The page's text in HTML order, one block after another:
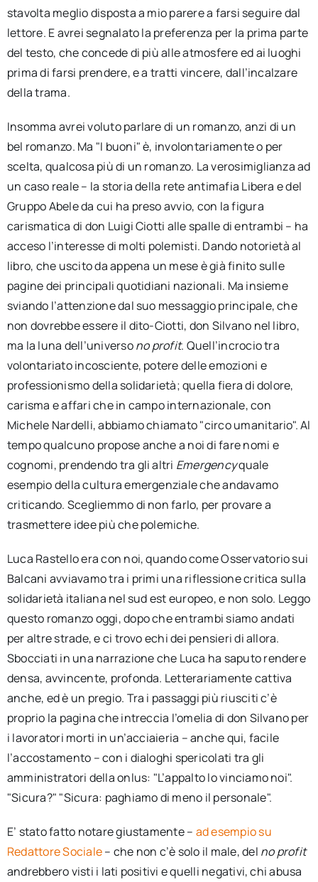
stavolta meglio disposta a mio parere a farsi seguire dal
lettore. E avrei segnalato la preferenza per la prima parte
del testo, che concede di più alle atmosfere ed ai luoghi
prima di farsi prendere, e a tratti vincere, dall’incalzare
della trama.
Insomma avrei voluto parlare di un romanzo, anzi di un
bel romanzo. Ma "I buoni" è, involontariamente o per
scelta, qualcosa più di un romanzo. La verosimiglianza ad
un caso reale – la storia della rete antimafia Libera e del
Gruppo Abele da cui ha preso avvio, con la figura
carismatica di don Luigi Ciotti alle spalle di entrambi – ha
acceso l’interesse di molti polemisti. Dando notorietà al
libro, che uscito da appena un mese è già finito sulle
pagine dei principali quotidiani nazionali. Ma insieme
sviando l’attenzione dal suo messaggio principale, che
non dovrebbe essere il dito-Ciotti, don Silvano nel libro,
ma la luna dell’universono profit. Quell’incrocio tra
volontariato incosciente, potere delle emozioni e
professionismo della solidarietà; quella fiera di dolore,
carisma e affari che in campo internazionale, con
Michele Nardelli, abbiamo chiamato "circo umanitario". Al
tempo qualcuno propose anche a noi di fare nomi e
cognomi, prendendo tra gli altri Emergencyquale
esempio della cultura emergenziale che andavamo
criticando. Scegliemmo di non farlo, per provare a
trasmettere idee più che polemiche.
Luca Rastello era con noi, quando come Osservatorio sui
Balcani avviavamo tra i primi una riflessione critica sulla
solidarietà italiana nel sud est europeo, e non solo. Leggo
questo romanzo oggi, dopo che entrambi siamo andati
per altre strade, e ci trovo echi dei pensieri di allora.
Sbocciati in una narrazione che Luca ha saputo rendere
densa, avvincente, profonda. Letterariamente cattiva
anche, ed è un pregio. Tra i passaggi più riusciti c’è
proprio la pagina che intreccia l’omelia di don Silvano per
i lavoratori morti in un’acciaieria – anche qui, facile
l’accostamento – con i dialoghi spericolati tra gli
amministratori della onlus: "L’appalto lo vinciamo noi".
"Sicura?" "Sicura: paghiamo di meno il personale".
E’ stato fatto notare giustamente – ad esempio su
Redattore Sociale– che non c’è solo il male, del no profit
andrebbero visti i lati positivi e quelli negativi, chi abusa